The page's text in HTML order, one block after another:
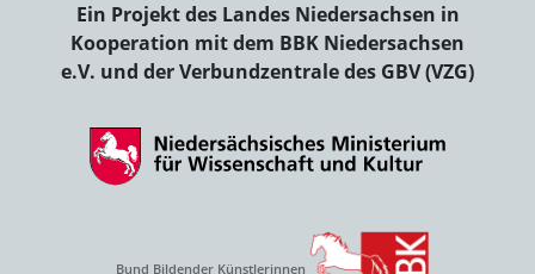
Ein Projekt des Landes Niedersachsen in
Kooperation mit dem BBK Niedersachsen
e.V. und der Verbundzentrale des GBV (VZG)
Bund Bildender Künstlerinnen